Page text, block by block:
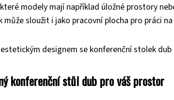
modely mají například úložné prostory
může sloužit i jako pracovní plocha pro práci
designem se konferenční stolek
konferenční stůl dub pro váš prostor